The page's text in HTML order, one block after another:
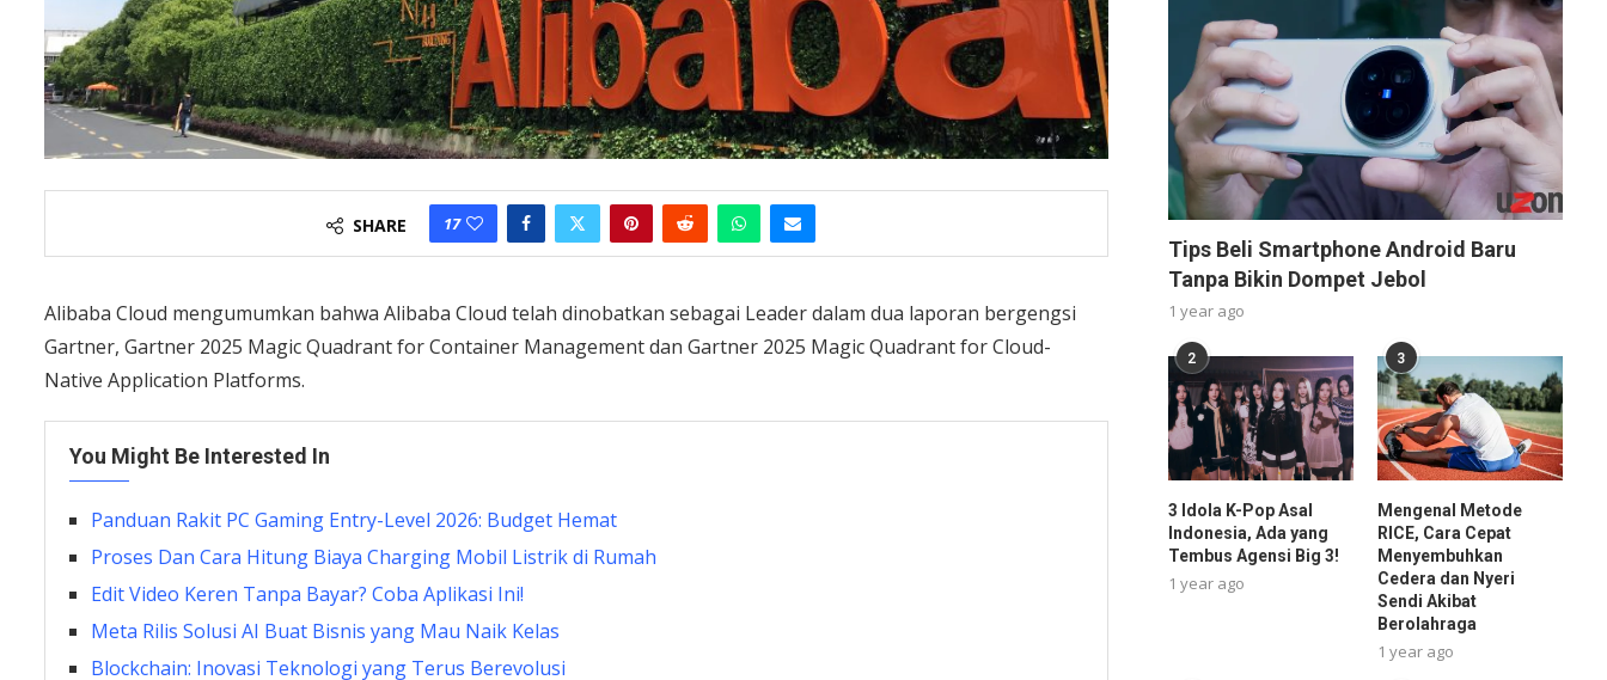
SHARE 17
Alibaba Cloud mengumumkan bahwa Alibaba Cloud telah dinobatkan sebagai Leader dalam dua laporan bergengsi
Gartner, Gartner 2025 Magic Quadrant for Container Management dan Gartner 2025 Magic Quadrant for Cloud-
Native Application Platforms.
You Might Be Interested In
Panduan Rakit PC Gaming Entry-Level 2026: Budget Hemat
Proses Dan Cara Hitung Biaya Charging Mobil Listrik di Rumah
Edit Video Keren Tanpa Bayar? Coba Aplikasi Ini!
Meta Rilis Solusi AI Buat Bisnis yang Mau Naik Kelas
Blockchain: Inovasi Teknologi yang Terus Berevolusi
Tips Beli Smartphone Android Baru
Tanpa Bikin Dompet Jebol
1 year ago
2
3 Idola K-Pop Asal
Indonesia, Ada yang
Tembus Agensi Big 3!
1 year ago
3
Mengenal Metode
RICE, Cara Cepat
Menyembuhkan
Cedera dan Nyeri
Sendi Akibat
Berolahraga
1 year ago